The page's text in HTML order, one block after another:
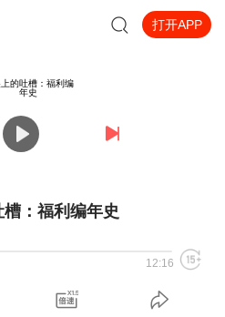
打开APP
：福利编年史
12:16